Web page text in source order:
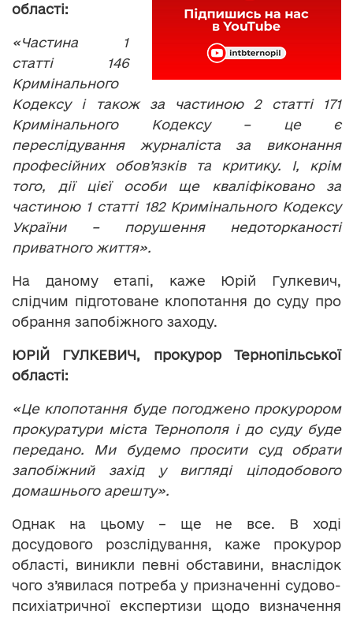
області:
«Частина 1
статті 146
Кримінального
Кодексу і також за частиною 2 статті 171
Кримінального Кодексу – це є
переслідування журналіста за виконання
професійних обов’язків та критику. І, крім
того, дії цієї особи ще кваліфіковано за
частиною 1 статті 182 Кримінального Кодексу
України – порушення недоторканості
приватного життя».
На даному етапі, каже Юрій Гулкевич,
слідчим підготоване клопотання до суду про
обрання запобіжного заходу.
ЮРІЙ ГУЛКЕВИЧ, прокурор Тернопільської
області:
«Це клопотання буде погоджено прокурором
прокуратури міста Тернополя і до суду буде
передано. Ми будемо просити суд обрати
запобіжний захід у вигляді цілодобового
домашнього арешту».
Однак на цьому – ще не все. В ході
досудового розслідування, каже прокурор
області, виникли певні обставини, внаслідок
чого з’явилася потреба у призначенні судово-
психіатричної експертизи щодо визначення